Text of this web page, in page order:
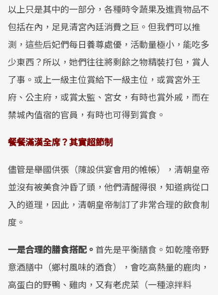
以上只是其中的一部分，各種時令蔬果及進貢物品不
包括在內，足見清宮內廷消費之巨。但我們可以推
測，這些后妃們每日養尊處優，活動量極小，能吃多
少東西？所以，她們往往將剩餘之物精裝打包，賞人
了事。或上一級主位賞給下一級主位，或賞宮外王
府、公主府，或賞太監、宮女，有時也賞外戚，而在
禁城內值宿的官員，有時也可得到賞食。
餐餐滿漢全席？其實超節制
儘管是舉國供張（陳設供宴會用的帷帳），清朝皇帝
並沒有被美食沖昏了頭，他們清醒得很，知道病從口
入的道理，因此，清朝皇帝制訂了非常合理的飲食制
度。
一是合理的膳食搭配。 首先是平衡膳食。如乾隆帝野
意酒膳中（鄉村風味的酒食），會吃高熱量的鹿肉，
高蛋白的野鴨、雞肉，又有老虎菜（一種涼拌料